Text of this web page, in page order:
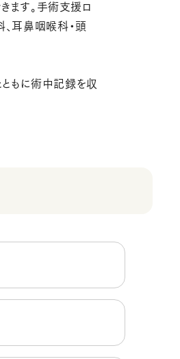
ます。手術支援ロ
耳鼻咽喉科・頭
もに術中記録を収